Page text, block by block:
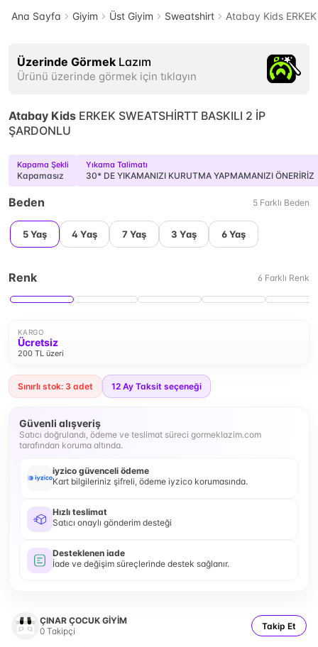
Ana Sayfa Giyim Üst Giyim Sweatshirt Atabay Kids
Üzerinde Görmek Lazım
Ürünü üzerinde görmek için tıklayın
Atabay Kids ERKEK SWEATSHİRTT BASKILI 2 İP
ŞARDONLU
Kapama Şekli
Kapamasız
Yıkama Talimatı
30* DE YIKAMANIZI KURUTMA YAPMAMANIZI ÖNERİRİZ
Beden 5 Farklı Beden
5 Yaş 4 Yaş 7 Yaş 3 Yaş 6 Yaş
Renk 6 Farklı Renk
KARGO
Ücretsiz
200 TL üzeri
Sınırlı stok: 3 adet 12 Ay Taksit seçeneği
Güvenli alışveriş
Satıcı doğrulandı, ödeme ve teslimat süreci gormeklazim.com
tarafından koruma altında.
iyzico güvenceli ödeme
Kart bilgileriniz şifreli, ödeme iyzico korumasında.
Hızlı teslimat
Satıcı onaylı gönderim desteği
Desteklenen iade
İade ve değişim süreçlerinde destek sağlanır.
ÇINAR ÇOCUK GİYİM
0 Takipçi Takip Et